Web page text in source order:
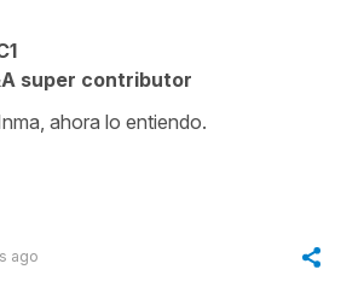
super contributor
ahora lo entiendo.
ago